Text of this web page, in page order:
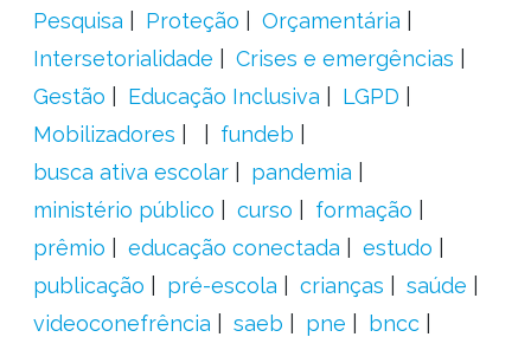
Pesquisa
Proteção
Orçamentária
Intersetorialidade
Crises e emergências
Gestão
Educação Inclusiva
LGPD
Mobilizadores
fundeb
busca ativa escolar
pandemia
ministério público
curso
formação
prêmio
educação conectada
estudo
publicação
pré-escola crianças
saúde
videoconefrência
saeb pne
bncc